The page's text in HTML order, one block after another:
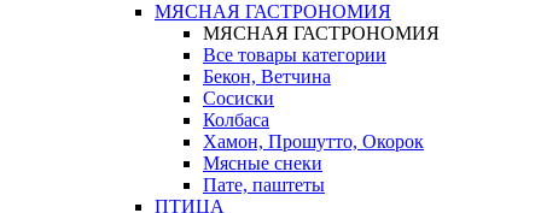
МЯСНАЯ ГАСТРОНОМИЯ
МЯСНАЯ ГАСТРОНОМИЯ
Все товары категории
Бекон, Ветчина
Сосиски
Колбаса
Хамон, Прошутто, Окорок
Мясные снеки
Пате, паштеты
ПТИЦА